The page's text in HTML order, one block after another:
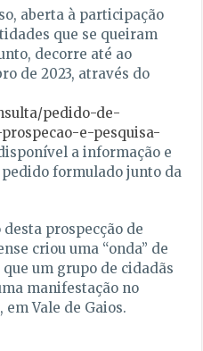
aberta à participação
que se queiram
decorre até ao
de 2023, através do
pedido-de-
e-pesquisa-
a informação e
formulado junto da
prospecção de
criou uma “onda” de
um grupo de cidadãs
manifestação no
Vale de Gaios.